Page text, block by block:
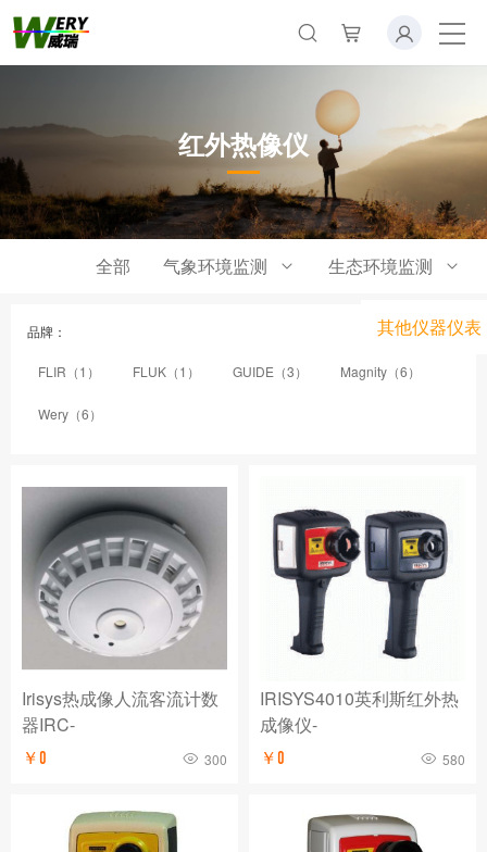
红外热像仪
全部 气象环境监测 生态环境监测
其他仪器仪表
品牌：
FLIR（1） FLUK（1） GUIDE（3） Magnity（6）
Wery（6）
Irisys热成像人流客流计数
器IRC-
￥0 300
IRISYS4010英利斯红外热
成像仪-
￥0 580